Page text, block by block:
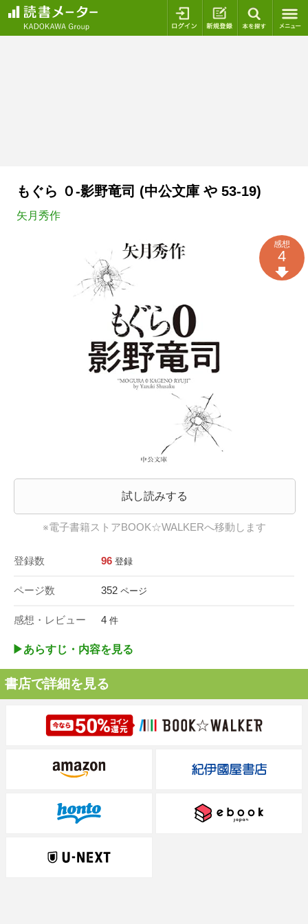
ログイン 新規登録
もぐら ０-影野竜司 (中公文庫 や 53-19)
矢月秀作
試し読みする
※電子書籍ストアBOOK☆WALKERへ移動します
登録数 96 登録
ページ数 352 ページ
感想・レビュー 4 件
感想
4
▶︎あらすじ・内容を見る
書店で詳細を見る